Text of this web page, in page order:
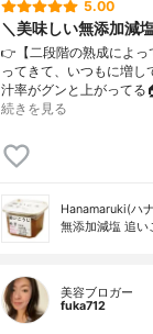
5.00
＼美味しい無添加減
👉【二段階の熟成によっ
ってきて、いつもに増
汁率がグンと上がって
続きを見る
Hanamaruki(ハ
無添加減塩 追い
美容ブロガー
fuka712